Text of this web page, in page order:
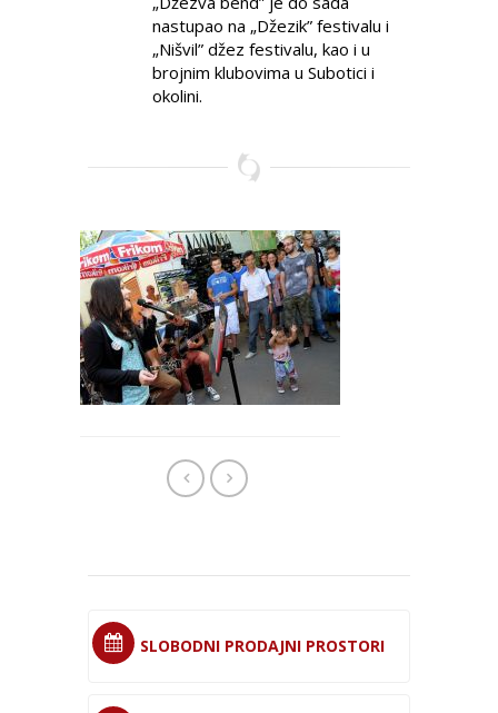
nastupao na „Džezik” festivalu i
„Nišvil” džez festivalu, kao i u
brojnim klubovima u Subotici i
okolini.
SLOBODNI PRODAJNI PROSTORI